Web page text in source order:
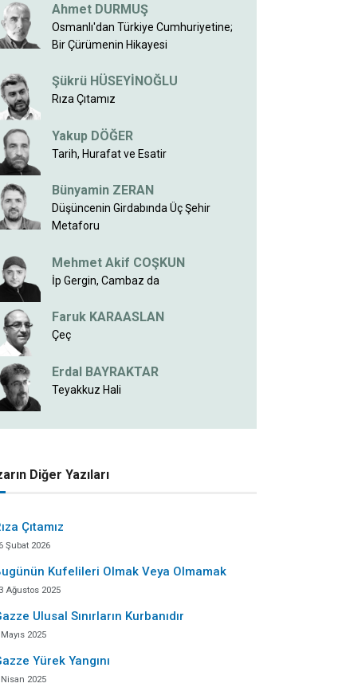
Ahmet DURMUŞ
Osmanlı'dan Türkiye Cumhuriyetine;
Bir Çürümenin Hikayesi
Şükrü HÜSEYİNOĞLU
Rıza Çıtamız
Yakup DÖĞER
Tarih, Hurafat ve Esatir
Bünyamin ZERAN
Düşüncenin Girdabında Üç Şehir
Metaforu
Mehmet Akif COŞKUN
İp Gergin, Cambaz da
Faruk KARAASLAN
Çeç
Erdal BAYRAKTAR
Teyakkuz Hali
Diğer Yazıları
Çıtamız
Şubat 2026
Kufelileri Olmak Veya Olmamak
Ağustos 2025
Ulusal Sınırların Kurbanıdır
2025
Yürek Yangını
2025